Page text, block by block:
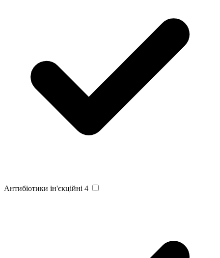
Антибіотики ін'єкційні 4